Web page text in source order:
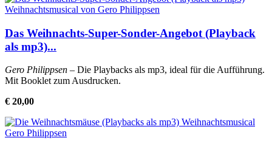
Das Weihnachts-Super-Sonder-Angebot (Playback
als mp3)...
Gero Philippsen – Die Playbacks als mp3, ideal für die Aufführung.
Mit Booklet zum Ausdrucken.
€ 20,00